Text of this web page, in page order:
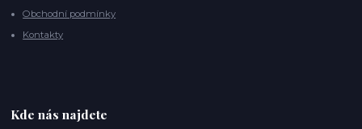
Obchodní podmínky
Kontakty
Kde nás najdete